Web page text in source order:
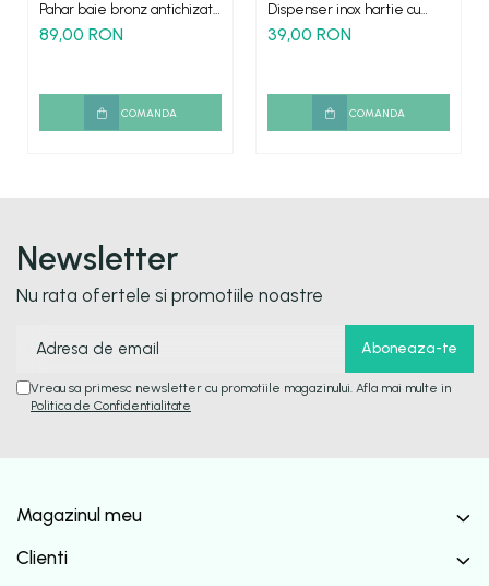
Pahar baie bronz antichizat
ROMA
89,00 RON
COMANDA
Dispenser inox hartie cu
scrumiera rola mica
39,00 RON
COMANDA
Newsletter
Nu rata ofertele si promotiile noastre
Vreau sa primesc newsletter cu promotiile magazinului. Afla mai multe in
Politica de Confidentialitate
Magazinul meu
Clienti